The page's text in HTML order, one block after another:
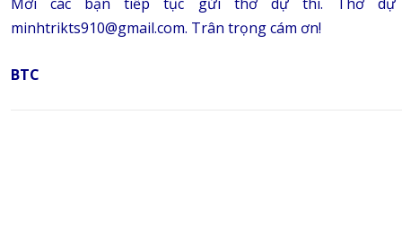
Mời các bạn tiếp tục gửi thơ dự thi. Thơ dự
minhtrikts910@gmail.com. Trân trọng cám ơn!
BTC